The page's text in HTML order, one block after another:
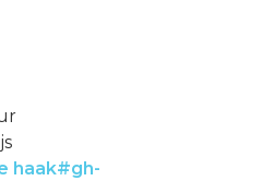
haak#gh-